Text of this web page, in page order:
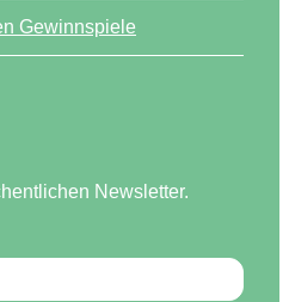
Gewinnspiele
Newsletter.